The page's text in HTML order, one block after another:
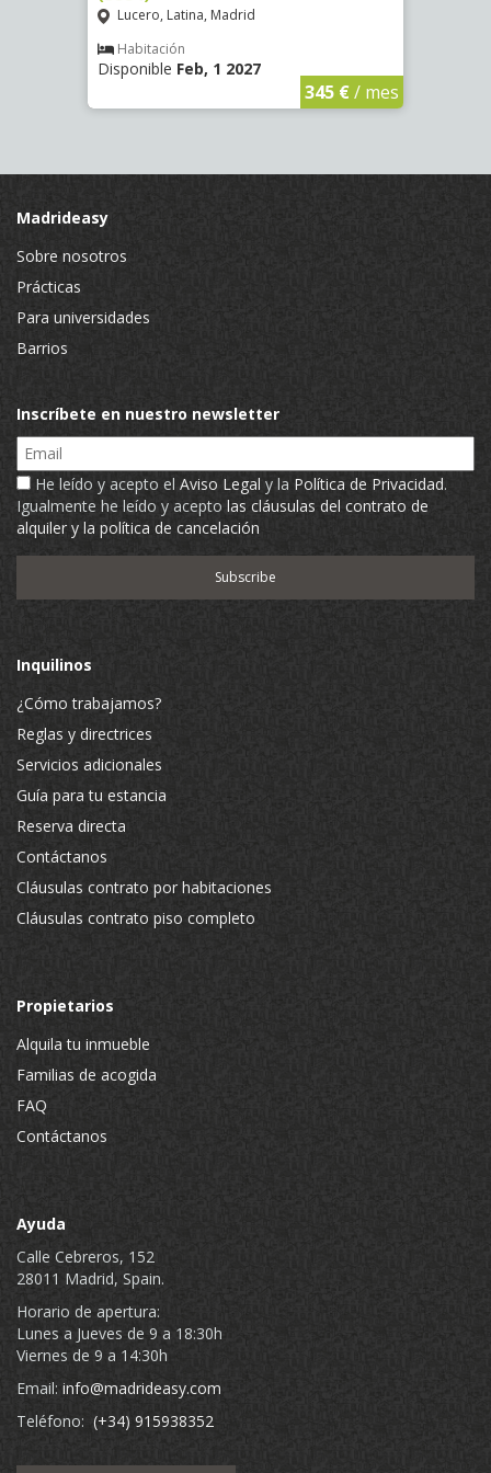
Lucero, Latina, Madrid
Habitación
Disponible Feb, 1 2027
345 €/ mes
Madrideasy
Sobre nosotros
Prácticas
Para universidades
Barrios
Inscríbete en nuestro newsletter
Email
He leído y acepto el Aviso Legal y la Política de Privacidad.
Igualmente he leído y acepto las cláusulas del contrato de
alquiler y la política de cancelación
Inquilinos
¿Cómo trabajamos?
Reglas y directrices
Servicios adicionales
Guía para tu estancia
Reserva directa
Contáctanos
Cláusulas contrato por habitaciones
Cláusulas contrato piso completo
Propietarios
Alquila tu inmueble
Familias de acogida
FAQ
Contáctanos
Ayuda
Calle Cebreros, 152
28011 Madrid, Spain.
Horario de apertura:
Lunes a Jueves de 9 a 18:30h
Viernes de 9 a 14:30h
Email: info@madrideasy.com
Teléfono: (+34) 915938352